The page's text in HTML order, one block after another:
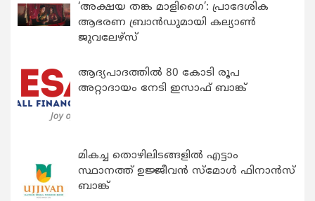
‘അക്ഷയ തങ്ക മാളിഗൈ’: പ്രാദേശിക
ആഭരണ ബ്രാന്‍ഡുമായി കല്യാണ്‍
ജുവലേഴ്‌സ്
ആദ്യപാദത്തിൽ 80 കോടി രൂപ
അറ്റാദായം നേടി ഇസാഫ് ബാങ്ക്
മികച്ച തൊഴിലിടങ്ങളിൽ എട്ടാം
സ്ഥാനത്ത് ഉജ്ജീവൻ സ്മോൾ ഫിനാൻസ്
ബാങ്ക്